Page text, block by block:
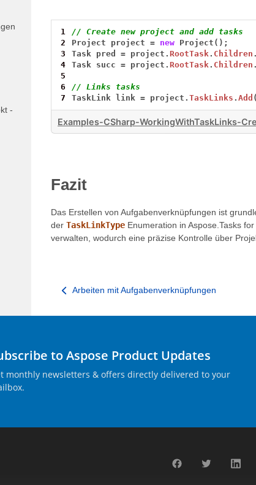
-
1
// Create new project and add tasks
2
Project project = new Project();
3
Task pred = project.RootTask. Children
4
Task succ = project.RootTask. Children
5
6
// Links tasks
7
TaskLink link = project.TaskLinks .Add
Examples-CSharp-WorkingWithTaskLinks-
Fazit
Das Erstellen von Aufgabenverknüpfungen ist
der TaskLinkType Enumeration in Aspose.Tasks
verwalten, wodurch eine präzise Kontrolle über
Arbeiten mit Aufgabenverknüpfungen
to Aspose Product Updates
monthly newsletters & offers directly delivered to your